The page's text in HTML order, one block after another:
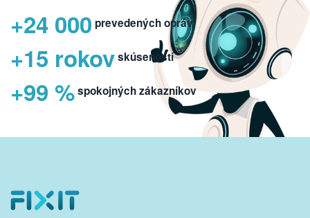
+24 000 prevedených opráv
+15 rokovskúseností
+99 %spokojných zákazníkov